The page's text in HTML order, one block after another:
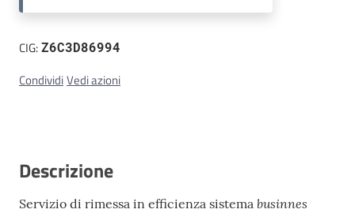
CIG:Z6C3D86994
CondividiVedi azioni
Descrizione
Servizio di rimessa in efficienza sistema businnes